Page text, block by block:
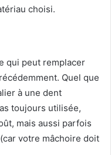
choisi.
qui peut remplacer
Quel que
à une dent
toujours utilisée,
mais aussi parfois
votre mâchoire doit